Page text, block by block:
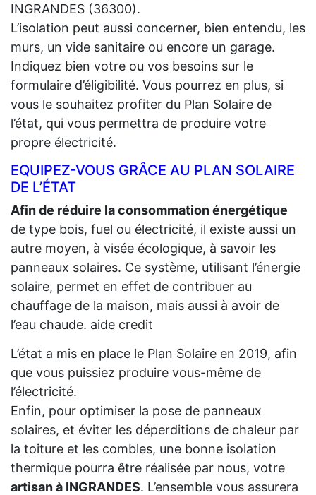
INGRANDES (36300).
L’isolation peut aussi concerner, bien entendu, les
murs, un vide sanitaire ou encore un garage.
Indiquez bien votre ou vos besoins sur le
formulaire d’éligibilité. Vous pourrez en plus, si
vous le souhaitez profiter du Plan Solaire de
l’état, qui vous permettra de produire votre
propre électricité.
EQUIPEZ-VOUS GRÂCE AU PLAN SOLAIRE
DE L’ÉTAT
Afin de réduire la consommation énergétique
de type bois, fuel ou électricité, il existe aussi un
autre moyen, à visée écologique, à savoir les
panneaux solaires. Ce système, utilisant l’énergie
solaire, permet en effet de contribuer au
chauffage de la maison, mais aussi à avoir de
l’eau chaude. aide credit
L’état a mis en place le Plan Solaire en 2019, afin
que vous puissiez produire vous-même de
l’électricité.
Enfin, pour optimiser la pose de panneaux
solaires, et éviter les déperditions de chaleur par
la toiture et les combles, une bonne isolation
thermique pourra être réalisée par nous, votre
artisan à INGRANDES. L’ensemble vous assurera